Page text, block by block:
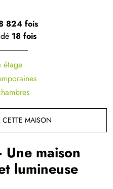
824 fois
18 fois
étage
MAISON
maison
lumineuse